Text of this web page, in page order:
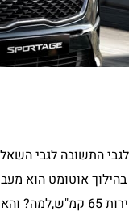
התשובה לגבי
ובהילוך חמישי